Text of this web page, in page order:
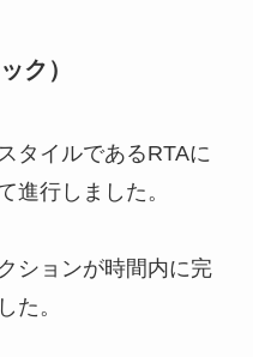
ク）
タイルであるRTAに
進行しました。
ションが時間内に完
た。